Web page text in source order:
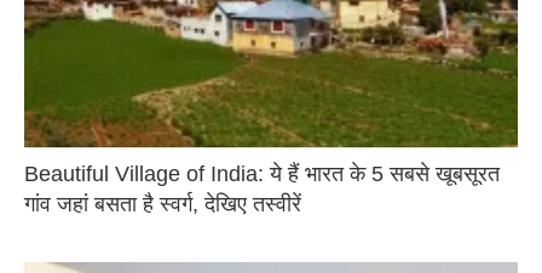
Beautiful Village of India: ये हैं भारत के 5 सबसे खूबसूरत
गांव जहां बसता है स्वर्ग, देखिए तस्वीरें